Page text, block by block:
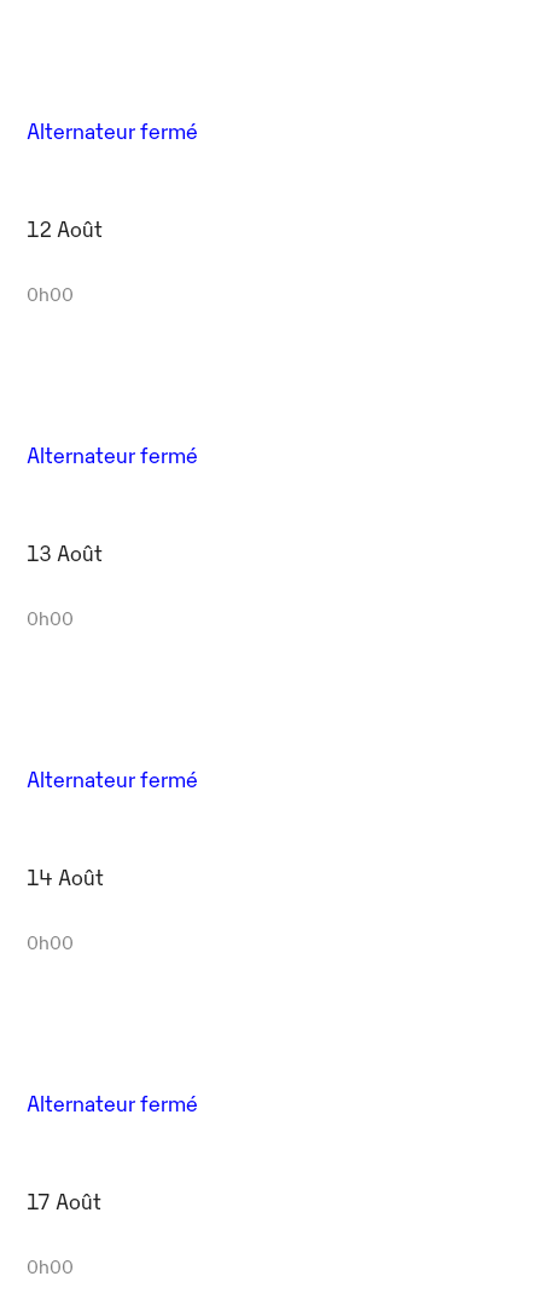
Alternateur fermé
12 Août
0h00
Alternateur fermé
13 Août
0h00
Alternateur fermé
14 Août
0h00
Alternateur fermé
17 Août
0h00